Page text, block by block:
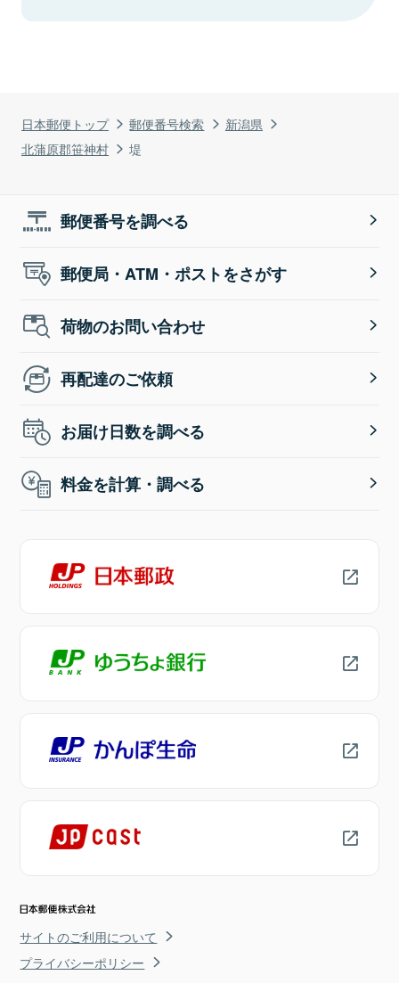
日本郵便トップ 郵便番号検索
新潟県
北蒲原郡笹神村
堤
郵便番号を調べる
郵便局・ATM・ポストをさがす
荷物のお問い合わせ
再配達のご依頼
お届け日数を調べる
料金を計算・調べる
サイトのご利用について
プライバシーポリシー